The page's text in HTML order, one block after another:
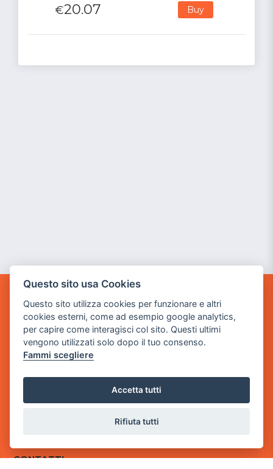
€20.07 Buy
GAME WARP
BY POWER GAME SRL
Sede Legale
via Villaggio dei Platani, 3
via Industriale, 2 - 25082 Botticino, BS
Partita iva 03308130982
CONTATTI
Questo sito usa Cookies
Questo sito utilizza cookies per funzionare e altri
cookies esterni, come ad esempio google analytics,
per capire come interagisci col sito. Questi ultimi
vengono utilizzati solo dopo il tuo consenso.
Fammi scegliere
Accetta tutti
Rifiuta tutti